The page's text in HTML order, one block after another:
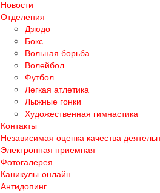
Новости
Отделения
Дзюдо
Бокс
Вольная борьба
Волейбол
Футбол
Легкая атлетика
Лыжные гонки
Художественная гимнастика
Контакты
Независимая оценка качества
Электронная приемная
Фотогалерея
Каникулы-онлайн
Антидопинг